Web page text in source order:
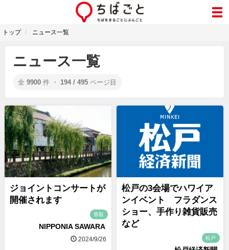
トップ ニュース一覧
ニュース一覧
全 9900 件 ・ 194 / 495 ページ目
ジョイントコンサートが
開催されます
香取
NIPPONIA SAWARA
2024/9/26
松戸の3会場でハワイア
ンイベント フラダンス
ショー、手作り雑貨販売
など
松戸